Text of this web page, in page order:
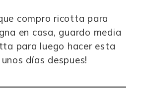
compro ricotta para
en casa, guardo media
para luego hacer esta
días despues!